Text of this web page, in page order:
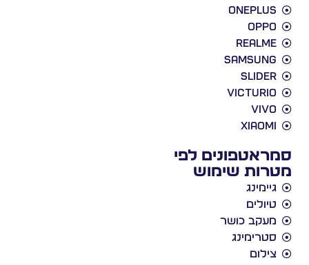
Oneplus
Oppo
Realme
Samsung
slider
victurio
vivo
xiaomi
סמראטפונים לפי
מטרות שימוש
גיימינג
טיולים
מעקב כושר
סטרימינג
צילום